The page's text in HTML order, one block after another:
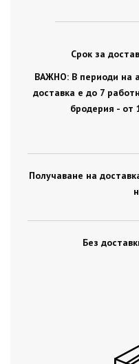
Срок за
ВАЖНО: В периоди на
доставка е до 7
бродерия - от
Получаване на
Без